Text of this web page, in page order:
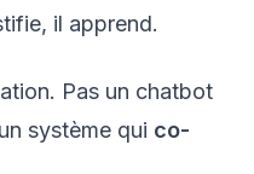
il apprend.
Pas un chatbot
système qui co-